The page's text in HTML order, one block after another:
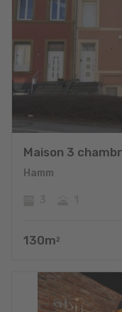
Maison 3
Hamm
130m 2